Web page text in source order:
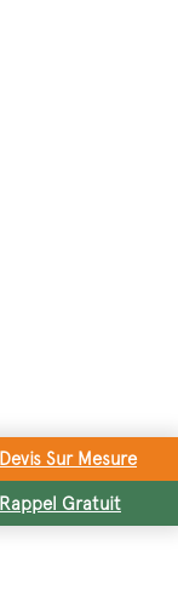
Devis Sur Mesure
Rappel Gratuit